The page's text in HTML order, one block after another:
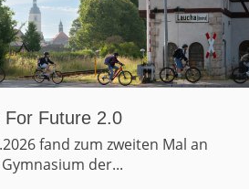
Abitur – Ehemalige
und Schüler des
Gymnasiums besuchen